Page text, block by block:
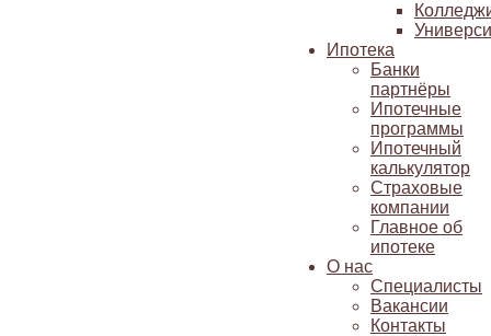
Ипотека
Банки
партнёры
Ипотечные
программы
Ипотечный
калькулятор
Страховые
компании
Главное об
ипотеке
О нас
Специалисты
Вакансии
Контакты